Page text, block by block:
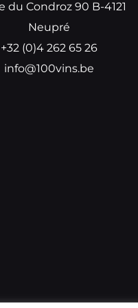
du Condroz 90 B-4121
Neupré
+32 (0)4 262 65 26
info@100vins.be